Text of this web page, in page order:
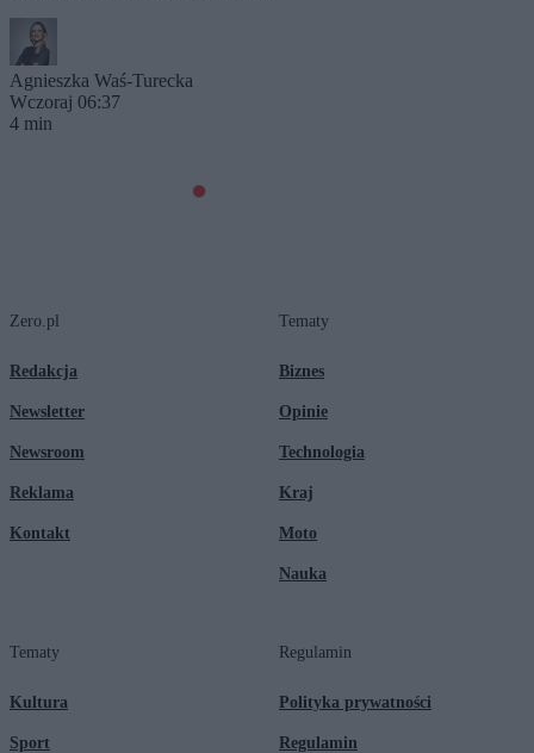
Agnieszka Waś-Turecka
Wczoraj 06:37
4 min
Zero.pl
Redakcja
Newsletter
Newsroom
Reklama
Kontakt
Tematy
Biznes
Opinie
Technologia
Kraj
Moto
Nauka
Tematy
Kultura
Sport
Regulamin
Polityka prywatności
Regulamin